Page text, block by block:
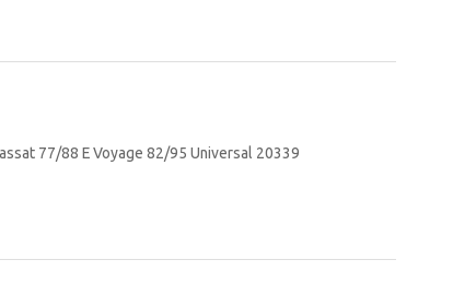
77/88 E Voyage 82/95 Universal 20339